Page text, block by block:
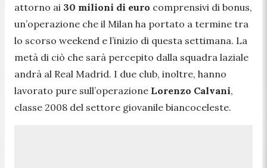
attorno ai 30 milioni di euro comprensivi di bonus,
un’operazione che il Milan ha portato a termine tra
lo scorso weekend e l’inizio di questa settimana. La
metà di ciò che sarà percepito dalla squadra laziale
andrà al Real Madrid. I due club, inoltre, hanno
lavorato pure sull’operazione Lorenzo Calvani,
classe 2008 del settore giovanile biancoceleste.